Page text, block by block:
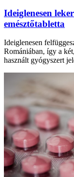
Ideiglenesen
emésztőtabletta
Ideiglenesen
Romániában, így a
használt gyógyszert